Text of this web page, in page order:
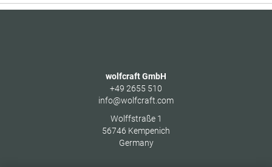
wolfcraft GmbH
+49 2655 510
info@wolfcraft.com
Wolffstraße 1
56746 Kempenich
Germany